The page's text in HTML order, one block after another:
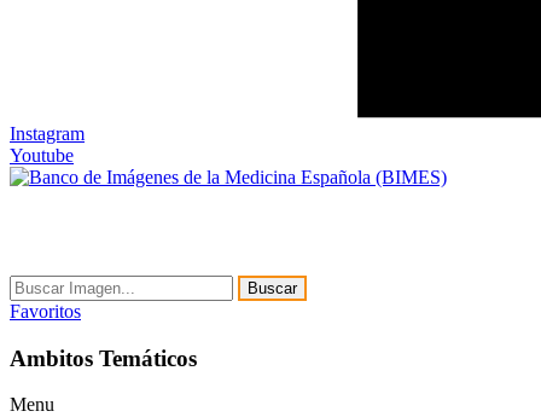
Instagram
Youtube
Buscar
Favoritos
Ambitos Temáticos
Menu